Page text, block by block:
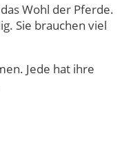
Wohl der Pferde.
Sie brauchen viel
Jede hat ihre